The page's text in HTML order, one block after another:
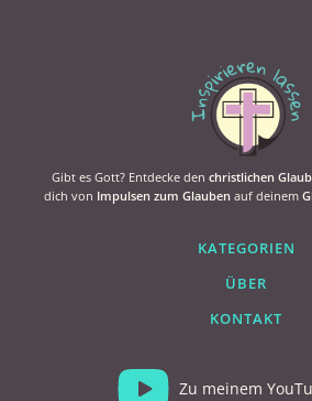
Gibt es Gott? Entdecke den christlichen
dich von Impulsen zum Glauben auf deinem
KATEGORIEN
ÜBER
KONTAKT
Zu meinem